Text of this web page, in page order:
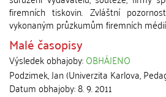
firemních tiskovin. Zvláštní
vykonaným průzkumům firemních
Malé časopisy
Výsledek obhajoby:OBHÁJENO
Podzimek, Jan(Univerzita Karlova,
Datum obhajoby:8. 9. 2011